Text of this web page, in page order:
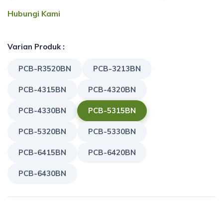
Hubungi Kami
Varian Produk :
PCB-R3520BN PCB-3213BN
PCB-4315BN PCB-4320BN
PCB-4330BN PCB-5315BN
PCB-5320BN PCB-5330BN
PCB-6415BN PCB-6420BN
PCB-6430BN